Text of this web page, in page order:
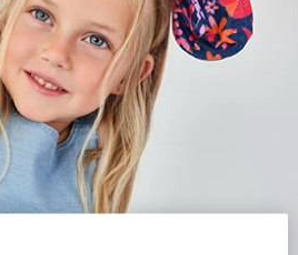
0,00 €
Commencer la